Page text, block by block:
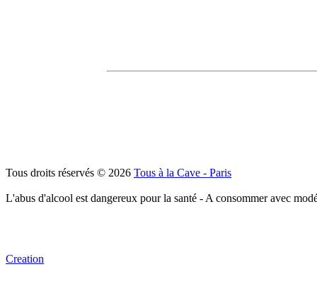
Tous droits réservés © 2026 Tous à la Cave - Paris
L'abus d'alcool est dangereux pour la santé - A consommer avec
Creation